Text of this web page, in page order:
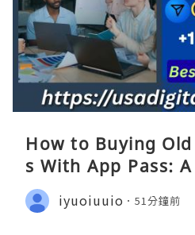
How to Buying
s With App Pass:
e
iyuoiuuio 51分鐘前